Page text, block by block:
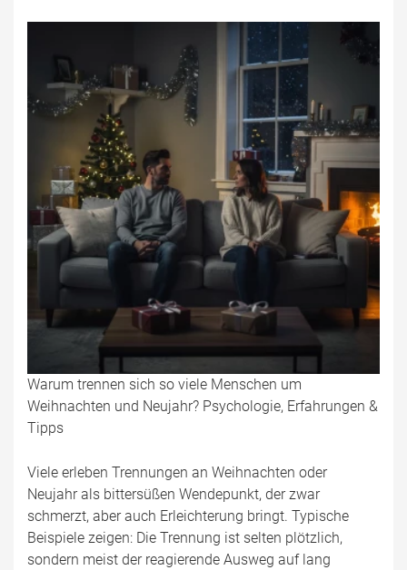
Warum trennen sich so viele Menschen um
Weihnachten und Neujahr? Psychologie, Erfahrungen &
Tipps
Viele erleben Trennungen an Weihnachten oder
Neujahr als bittersüßen Wendepunkt, der zwar
schmerzt, aber auch Erleichterung bringt. Typische
Beispiele zeigen: Die Trennung ist selten plötzlich,
sondern meist der reagierende Ausweg auf lang